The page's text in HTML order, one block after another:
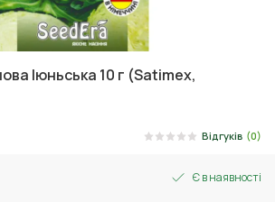
Іюньська 10 г (Satimex,
Відгуків (0)
Є в наявності